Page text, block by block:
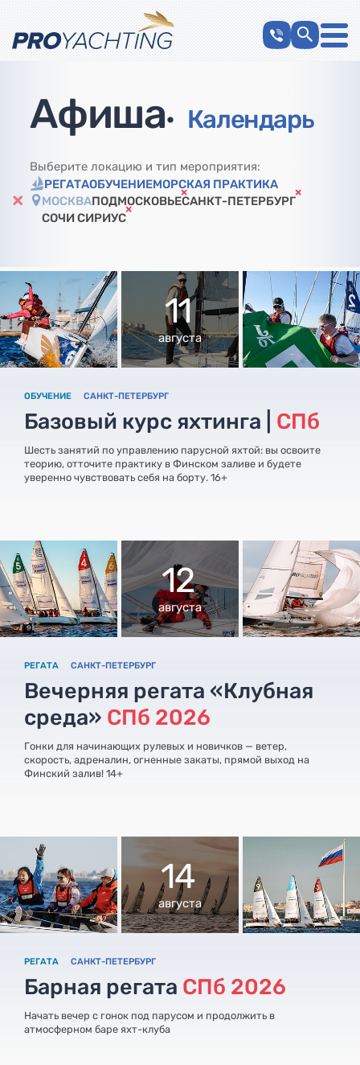
Афиша• Календарь
Выберите локацию и тип мероприятия:
РЕГАТАОБУЧЕНИЕМОРСКАЯ ПРАКТИКА
МОСКВАПОДМОСКОВЬЕСАНКТ-ПЕТЕРБУРГ
СОЧИ СИРИУС
11
августа
ОБУЧЕНИЕ САНКТ-ПЕТЕРБУРГ
Базовый курс яхтинга | СПб
Шесть занятий по управлению парусной яхтой: вы освоите
теорию, отточите практику в Финском заливе и будете
уверенно чувствовать себя на борту. 16+
12
августа
РЕГАТА САНКТ-ПЕТЕРБУРГ
Вечерняя регата «Клубная
среда» СПб 2026
Гонки для начинающих рулевых и новичков — ветер,
скорость, адреналин, огненные закаты, прямой выход на
Финский залив! 14+
14
августа
РЕГАТА САНКТ-ПЕТЕРБУРГ
Барная регата СПб 2026
Начать вечер с гонок под парусом и продолжить в
атмосферном баре яхт-клуба